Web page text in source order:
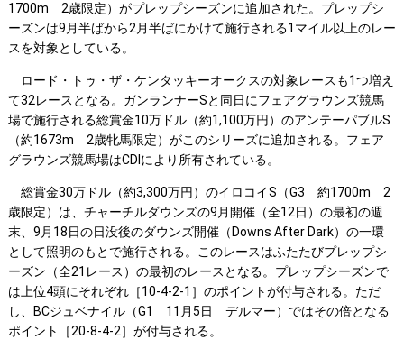
1700m 2歳限定）がプレップシーズンに追加された。プレップシ
ーズンは9月半ばから2月半ばにかけて施行される1マイル以上のレー
スを対象としている。
ロード・トゥ・ザ・ケンタッキーオークスの対象レースも1つ増え
て32レースとなる。ガンランナーSと同日にフェアグラウンズ競馬
場で施行される総賞金10万ドル（約1,100万円）のアンテーパブルS
（約1673m 2歳牝馬限定）がこのシリーズに追加される。フェア
グラウンズ競馬場はCDIにより所有されている。
総賞金30万ドル（約3,300万円）のイロコイS（G3 約1700m 2
歳限定）は、チャーチルダウンズの9月開催（全12日）の最初の週
末、9月18日の日没後のダウンズ開催（Downs After Dark）の一環
として照明のもとで施行される。このレースはふたたびプレップシ
ーズン（全21レース）の最初のレースとなる。プレップシーズンで
は上位4頭にそれぞれ［10-4-2-1］のポイントが付与される。ただ
し、BCジュベナイル（G1 11月5日 デルマー）ではその倍となる
ポイント［20-8-4-2］が付与される。